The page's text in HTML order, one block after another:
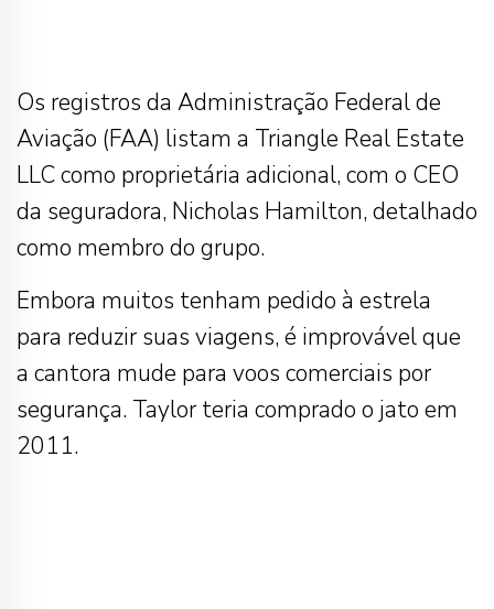
Os registros da Administração Federal de
Aviação (FAA) listam a Triangle Real Estate
LLC como proprietária adicional, com o CEO
da seguradora, Nicholas Hamilton, detalhado
como membro do grupo.
Embora muitos tenham pedido à estrela
para reduzir suas viagens, é improvável que
a cantora mude para voos comerciais por
segurança. Taylor teria comprado o jato em
2011.